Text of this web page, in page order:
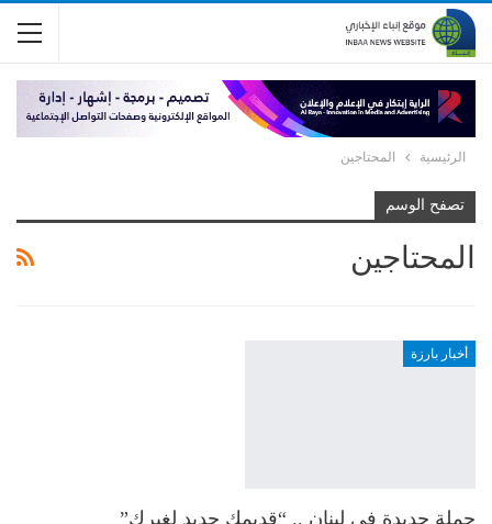
الرئيسية المحتاجين
تصفح الوسم
المحتاجين
أخبار بارزة
حملة جديدة في لبنان .. “قديمك جديد لغيرك”